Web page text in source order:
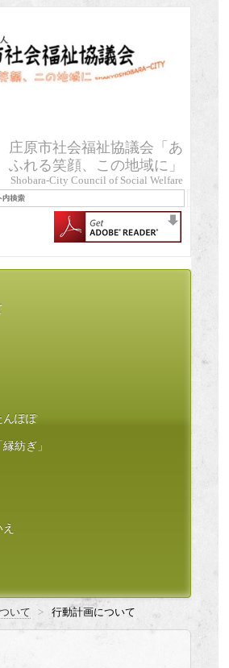
原市社会福祉協議会「あ
ふれる笑顔、この地域に」
Shobara-City Council of Social Welfare
んぽぽ
紡ぎ」
いて > 行動計画について